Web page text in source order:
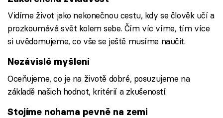
Vidíme život jako nekonečnou cestu, kdy se člověk učí a
prozkoumává svět kolem sebe. Čím víc víme, tím více
si uvědomujeme, co vše se ještě musíme naučit.
Nezávislé myšlení
Oceňujeme, co je na životě dobré, posuzujeme na
základě našich hodnot, kritérií a zkušeností.
Stojíme nohama pevně na zemi